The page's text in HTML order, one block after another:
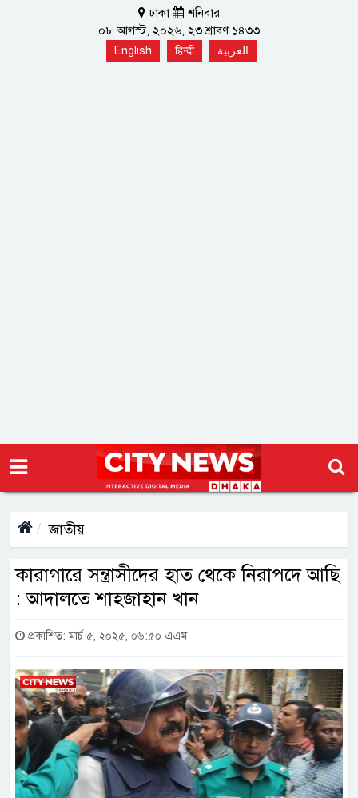
ঢাকা
শনিবার
০৮ আগস্ট, ২০২৬, ২৩ শ্রাবণ ১৪৩৩
English हिन्दी العربية
জাতীয়
কারাগারে সন্ত্রাসীদের হাত থেকে নিরাপদে আছি
: আদালতে শাহজাহান খান
প্রকাশিত: মার্চ ৫, ২০২৫, ০৬:৫০ এএম